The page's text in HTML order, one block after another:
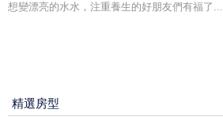
想變漂亮的水水，注重養生的好朋友們有福了...
精選房型